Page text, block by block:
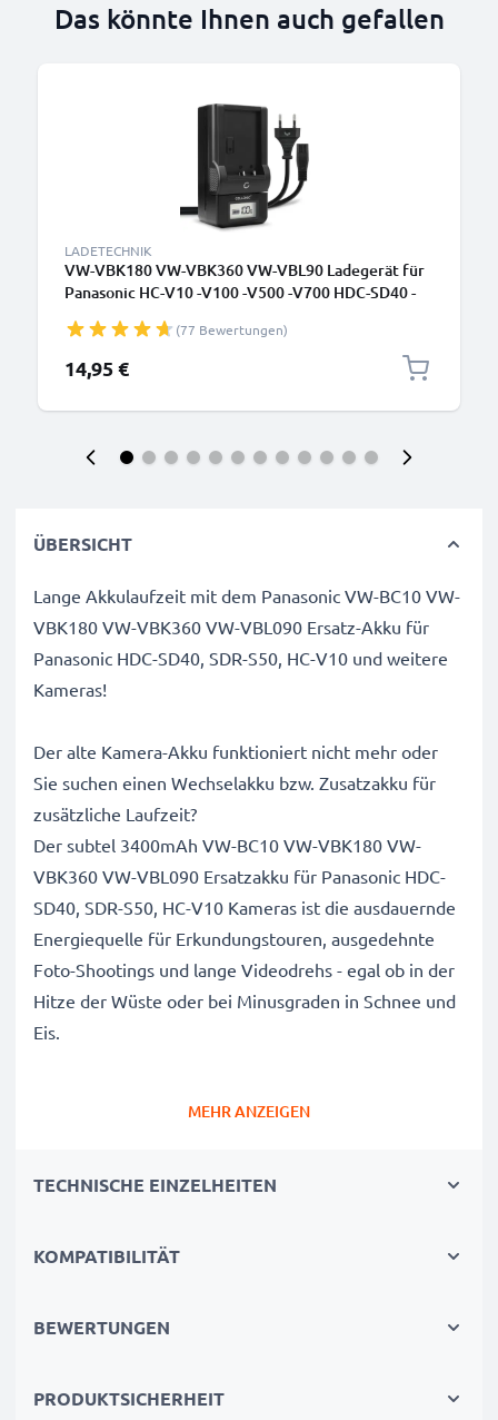
Das könnte Ihnen auch gefallen
LADETECHNIK
VW-VBK180 VW-VBK360 VW-VBL90 Ladegerät für
Panasonic HC-V10 -V100 -V500 -V700 HDC-SD40 -
Akkus von CELLONIC(77 Bewertungen)
14,95 €
ÜBERSICHT
Lange Akkulaufzeit mit dem Panasonic VW-BC10 VW-
VBK180 VW-VBK360 VW-VBL090 Ersatz-Akku für
Panasonic HDC-SD40, SDR-S50, HC-V10 und weitere
Kameras!
Der alte Kamera-Akku funktioniert nicht mehr oder
Sie suchen einen Wechselakku bzw. Zusatzakku für
zusätzliche Laufzeit?
Der subtel 3400mAh VW-BC10 VW-VBK180 VW-
VBK360 VW-VBL090 Ersatzakku für Panasonic HDC-
SD40, SDR-S50, HC-V10 Kameras ist die ausdauernde
Energiequelle für Erkundungstouren, ausgedehnte
Foto-Shootings und lange Videodrehs - egal ob in der
Hitze der Wüste oder bei Minusgraden in Schnee und
Eis.
Marke: subtel Camera Replacement Battery
Spannung: 3.6V - 3.7V
Abmessungen: 43.10 x 41.08 x 30.80mm
MEHR ANZEIGEN
TECHNISCHE EINZELHEITEN
KOMPATIBILITÄT
BEWERTUNGEN
PRODUKTSICHERHEIT